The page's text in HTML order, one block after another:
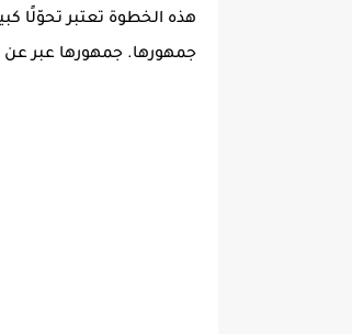
هذه الخطوة تعتبر تحوّلًا
جمهورها. جمهورها عبر عن